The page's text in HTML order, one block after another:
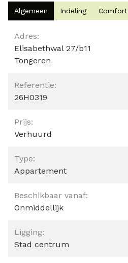
Algemeen Indeling Comfort
Algemeen
Adres:
Elisabethwal 27/b11
Tongeren
Referentie:
26H0319
Prijs:
Verhuurd
Type:
Appartement
Beschikbaar vanaf:
Onmiddellijk
Ligging:
Stad centrum